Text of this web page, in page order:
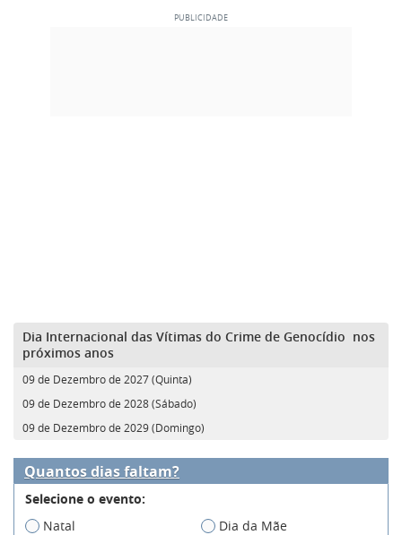
Dia Internacional das Vítimas do Crime de Genocídio nos
próximos anos
09 de Dezembro de 2027 (Quinta)
09 de Dezembro de 2028 (Sábado)
09 de Dezembro de 2029 (Domingo)
Quantos dias faltam?
Selecione o evento:
Natal
Dia da Mãe